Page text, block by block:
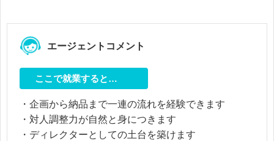
エージェントコメント
ここで就業すると…
・企画から納品まで一連の流れを経験できます
・対人調整力が自然と身につきます
・ディレクターとしての土台を築けます